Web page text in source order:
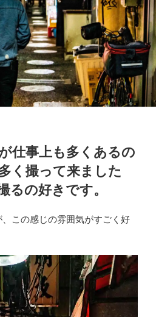
仕事上も多くあるの
く撮って来ました
るの好きです。
この感じの雰囲気がすごく好